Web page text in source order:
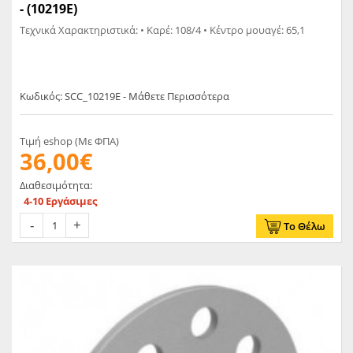
- (10219E)
Τεχνικά Χαρακτηριστικά: • Καρέ: 108/4 • Κέντρο μουαγέ: 65,1
Κωδικός: SCC_10219E - Μάθετε Περισσότερα
Τιμή eshop (Με ΦΠΑ)
36,00€
Διαθεσιμότητα:
4-10 Εργάσιμες
Το Θέλω